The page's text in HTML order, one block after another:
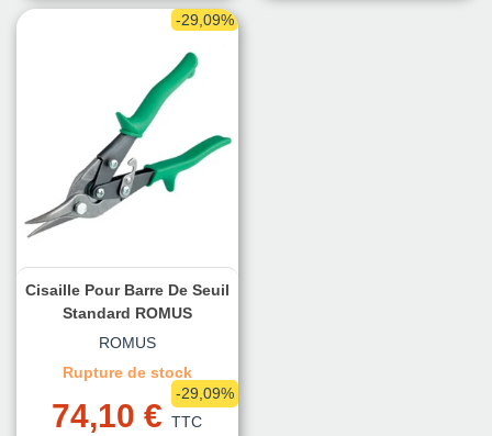
-29,09%
Cisaille Pour Barre De Seuil
Standard ROMUS
ROMUS
Rupture de stock
74,10 € TTC
-29,09%